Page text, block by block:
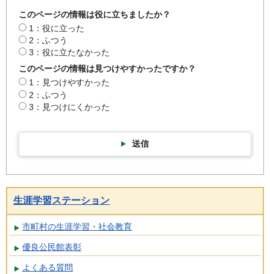
このページの情報は役に立ちましたか？
1：役に立った
2：ふつう
3：役に立たなかった
このページの情報は見つけやすかったですか？
1：見つけやすかった
2：ふつう
3：見つけにくかった
送信
生涯学習ステーション
市町村の生涯学習・社会教育
優良公民館表彰
よくある質問